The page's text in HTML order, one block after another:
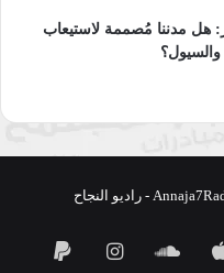
هل مدننا مُصممة لاستيعاب
والسيول؟
ساوندانستقرام
‏Paypal